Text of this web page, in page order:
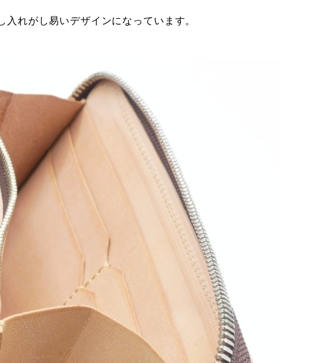
れがし易いデザインになっています。